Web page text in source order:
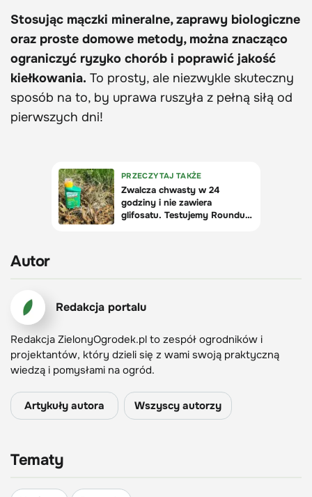
Stosując mączki mineralne, zaprawy biologiczne
oraz proste domowe metody, można znacząco
ograniczyć ryzyko chorób i poprawić jakość
kiełkowania. To prosty, ale niezwykle skuteczny
sposób na to, by uprawa ruszyła z pełną siłą od
pierwszych dni!
Autor
Redakcja portalu
Redakcja ZielonyOgrodek.pl to zespół ogrodników i
projektantów, który dzieli się z wami swoją praktyczną
wiedzą i pomysłami na ogród.
Artykuły autora Wszyscy autorzy
Tematy